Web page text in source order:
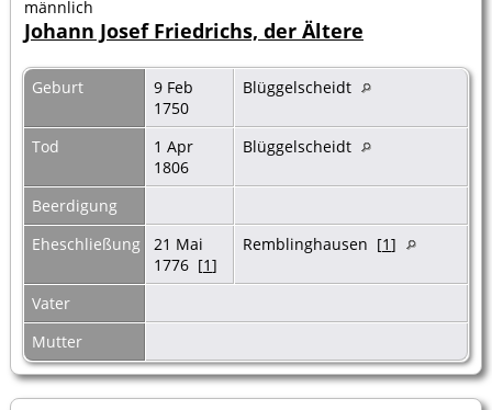
männlich
Johann Josef Friedrichs, der Ältere
Geburt
9 Feb
1750
Blüggelscheidt
Tod
1 Apr
1806
Blüggelscheidt
Beerdigung
Eheschließung
21 Mai
1776 [1]
Remblinghausen [1]
Vater
Mutter